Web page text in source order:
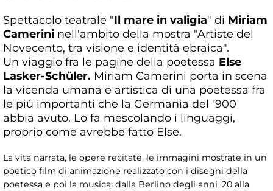
Spettacolo teatrale "Il mare in valigia" di Miriam
Camerini nell'ambito della mostra "Artiste del
Novecento, tra visione e identità ebraica".
Un viaggio fra le pagine della poetessa Else
Lasker-Schüler. Miriam Camerini porta in scena
la vicenda umana e artistica di una poetessa fra
le più importanti che la Germania del '900
abbia avuto. Lo fa mescolando i linguaggi,
proprio come avrebbe fatto Else.
La vita narrata, le opere recitate, le immagini mostrate in un
poetico film di animazione realizzato con i disegni della
poetessa e poi la musica: dalla Berlino degli anni '20 alla